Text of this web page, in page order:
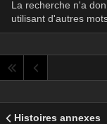
La recherche n'a
utilisant d'autres
Histoires annexes